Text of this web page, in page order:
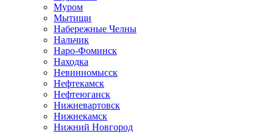
Муром
Мытищи
Набережные Челны
Нальчик
Наро-Фоминск
Находка
Невинномысск
Нефтекамск
Нефтеюганск
Нижневартовск
Нижнекамск
Нижний Новгород